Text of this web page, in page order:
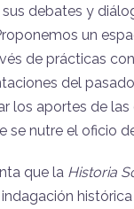
debates y
un
de prácticas
del
los aportes de las
se nutre el oficio
que la Historia